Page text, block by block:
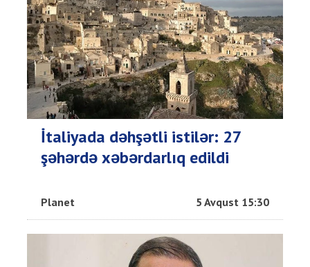
İtaliyada dəhşətli istilər: 27
şəhərdə xəbərdarlıq edildi
Planet 5 Avqust 15:30